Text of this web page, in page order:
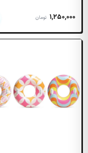
۱,۲۵۰,۰۰۰ تومان